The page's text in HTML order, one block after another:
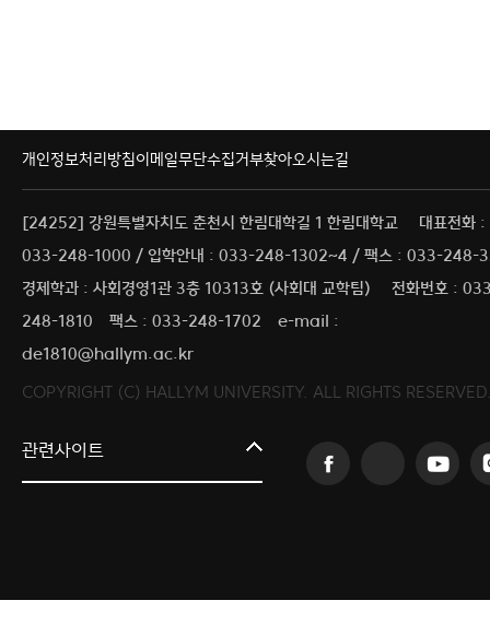
개인정보처리방침이메일무단수집거부찾아오시는길
[24252] 강원특별자치도 춘천시 한림대학길 1 한림대학교
대표전화 :
033-248-1000 / 입학안내 : 033-248-1302~4 / 팩스 : 033-248-
경제학과 : 사회경영1관 3층 10313호 (사회대 교학팀)
전화번호 :
248-1810
팩스 : 033-248-1702
e-mail :
de1810@hallym.ac.kr
COPYRIGHT (C) HALLYM UNIVERSITY. ALL RIGHTS
관련사이트
커뮤니티교육원
캠퍼스라이프카운슬링센터